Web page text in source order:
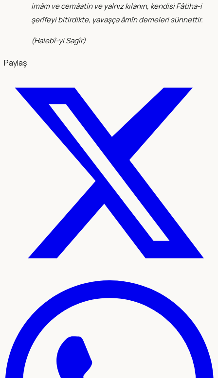
imâm ve cemâatin ve yalnız kılanın, kendisi Fâtiha-i
şerîfeyi bitirdikte, yavaşça âmîn demeleri sünnettir.
(Halebî-yi Sagîr)
Paylaş